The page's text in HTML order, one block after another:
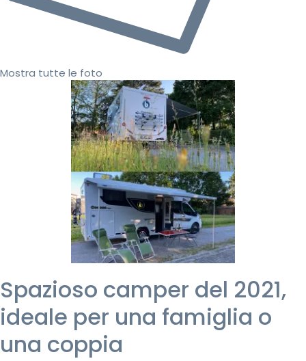
Mostra tutte le foto
Spazioso camper del 2021,
ideale per una famiglia o
una coppia